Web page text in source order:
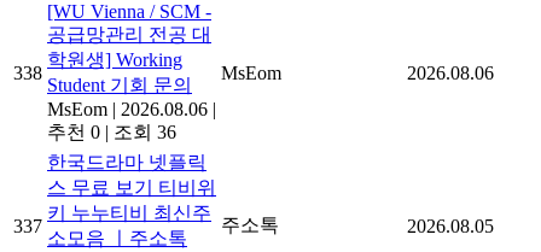
338
[WU Vienna / SCM -
공급망관리 전공 대
학원생] Working
Student 기회 문의
MsEom | 2026.08.06 |
추천 0 | 조회 36
MsEom 2026.08.06
337
한국드라마 넷플릭
스 무료 보기 티비위
키 누누티비 최신주
소모음 ㅣ주소톡
주소톡 2026.08.05